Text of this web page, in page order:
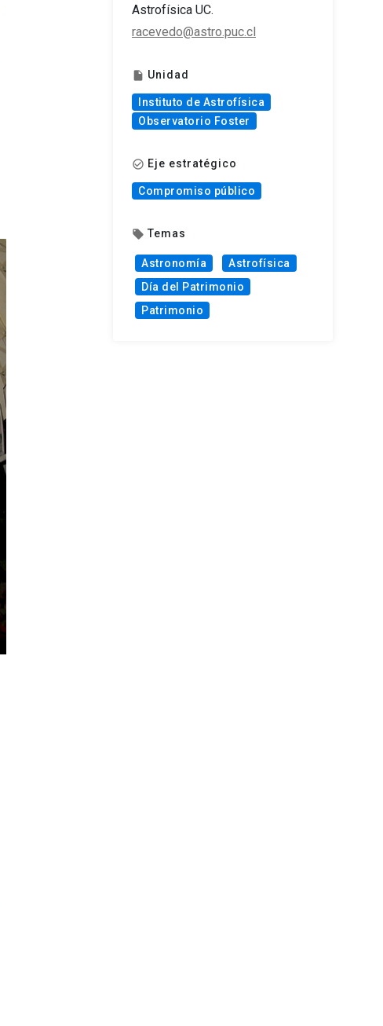
Astrofísica UC.
racevedo@astro.puc.cl
insert_drive_file Unidad
Instituto de Astrofísica
Observatorio Foster
check_circle_outline Eje estratégico
Compromiso público
local_offer Temas
Astronomía
Astrofísica
Día del Patrimonio
Patrimonio